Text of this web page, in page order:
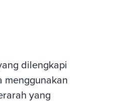
dilengkapi
menggunakan
yang